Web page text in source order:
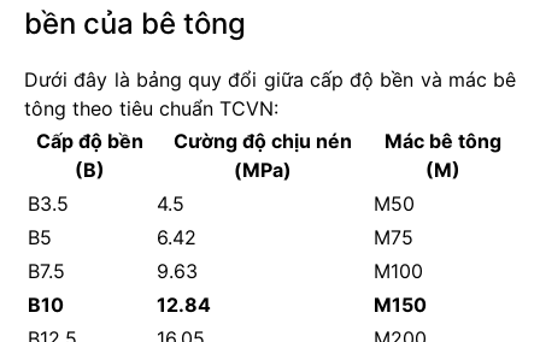
bền của bê tông
Dưới đây là bảng quy đổi giữa cấp độ bền và mác bê
tông theo tiêu chuẩn TCVN:
Cấp độ bền
(B)
Cường độ chịu nén
(MPa)
Mác bê tông
(M)
B3.5
4.5
M50
B5
6.42
M75
B7.5
9.63
M100
B10
12.84
M150